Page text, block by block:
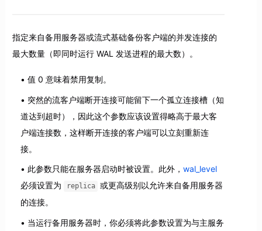
指定来自备用服务器或流式基础备份客户端的并发连接的
最大数量（即同时运行 WAL 发送进程的最大数）。
值 0 意味着禁用复制。
突然的流客户端断开连接可能留下一个孤立连接槽（知
道达到超时），因此这个参数应该设置得略高于最大客
户端连接数，这样断开连接的客户端可以立刻重新连
接。
此参数只能在服务器启动时被设置。此外， wal_level
必须设置为
replica
或更高级别以允许来自备用服务器
的连接。
当运行备用服务器时，你必须将此参数设置为与主服务